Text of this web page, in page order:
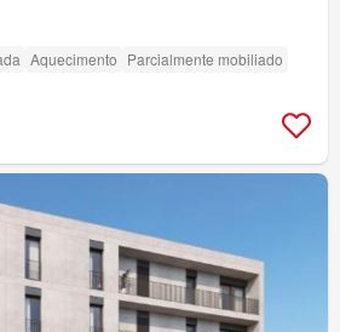
Aquecimento Parcialmente mobiliado